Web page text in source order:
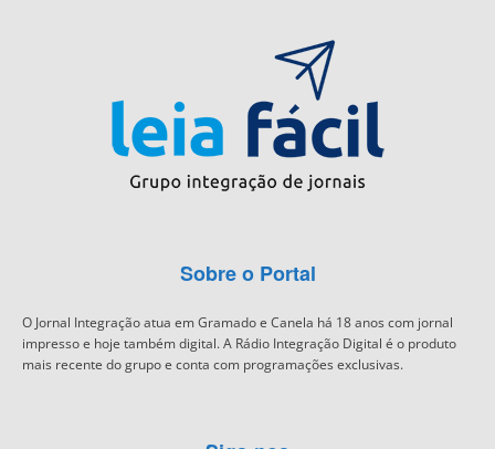
Sobre o Portal
O Jornal Integração atua em Gramado e Canela há 18 anos com jornal
impresso e hoje também digital. A Rádio Integração Digital é o produto
mais recente do grupo e conta com programações exclusivas.